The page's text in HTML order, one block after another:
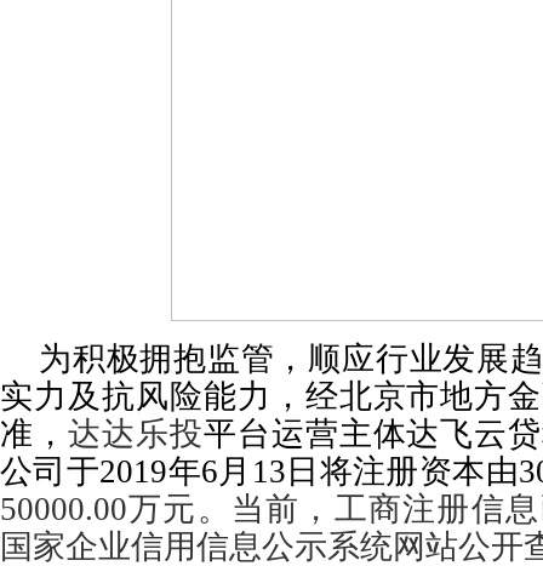
为积极拥抱监管，顺应行业发展
实力及抗风险能力，经北京市地方
准， 达达乐投平台运营主体达飞云
公司于2019年6月 13 日将注册资本由
50000.00万元。当前，工商注册信
国家企业信用信息公示系统网站公开